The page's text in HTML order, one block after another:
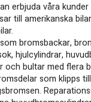
erbjuda våra
till amerikanska
bromsbackar,
hjulcylindrar,
och bultar med flera
som klipps